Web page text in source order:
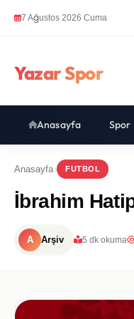
7 Ağustos 2026 Cuma
Yazar Spor
Anasayfa Spor
Anasayfa FUTBOL
İbrahim
A Arşiv 5 dk okuma